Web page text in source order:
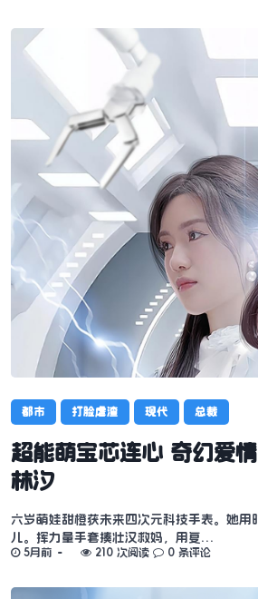
都市 打脸虐渣 现代 总裁
超能萌宝芯连心 奇幻爱
林汐
六岁萌娃甜橙获未来四次元科技手表。她
儿。挥力量手套揍壮汉救妈，用复…
5月前 210 次阅读 0 条评论